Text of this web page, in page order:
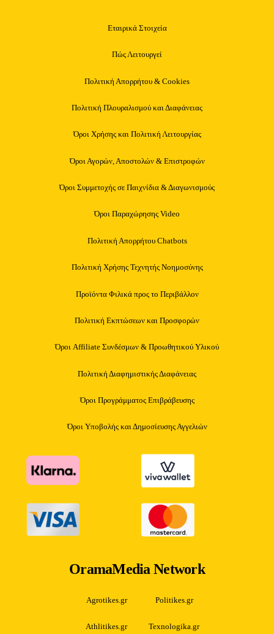
Εταιρικά Στοιχεία
Πώς Λειτουργεί
Πολιτική Απορρήτου & Cookies
Πολιτική Πλουραλισμού και Διαφάνειας
Όροι Χρήσης και Πολιτική Λειτουργίας
Όροι Αγορών, Αποστολών & Επιστροφών
Όροι Συμμετοχής σε Παιχνίδια & Διαγωνισμούς
Όροι Παραχώρησης Video
Πολιτική Απορρήτου Chatbots
Πολιτική Χρήσης Τεχνητής Νοημοσύνης
Προϊόντα Φιλικά προς το Περιβάλλον
Πολιτική Εκπτώσεων και Προσφορών
Όροι Affiliate Συνδέσμων & Προωθητικού Υλικού
Πολιτική Διαφημιστικής Διαφάνειας
Όροι Προγράμματος Επιβράβευσης
Όροι Υποβολής και Δημοσίευσης Αγγελιών
OramaMedia Network
Agrotikes.gr Politikes.gr
Athlitikes.gr Texnologika.gr